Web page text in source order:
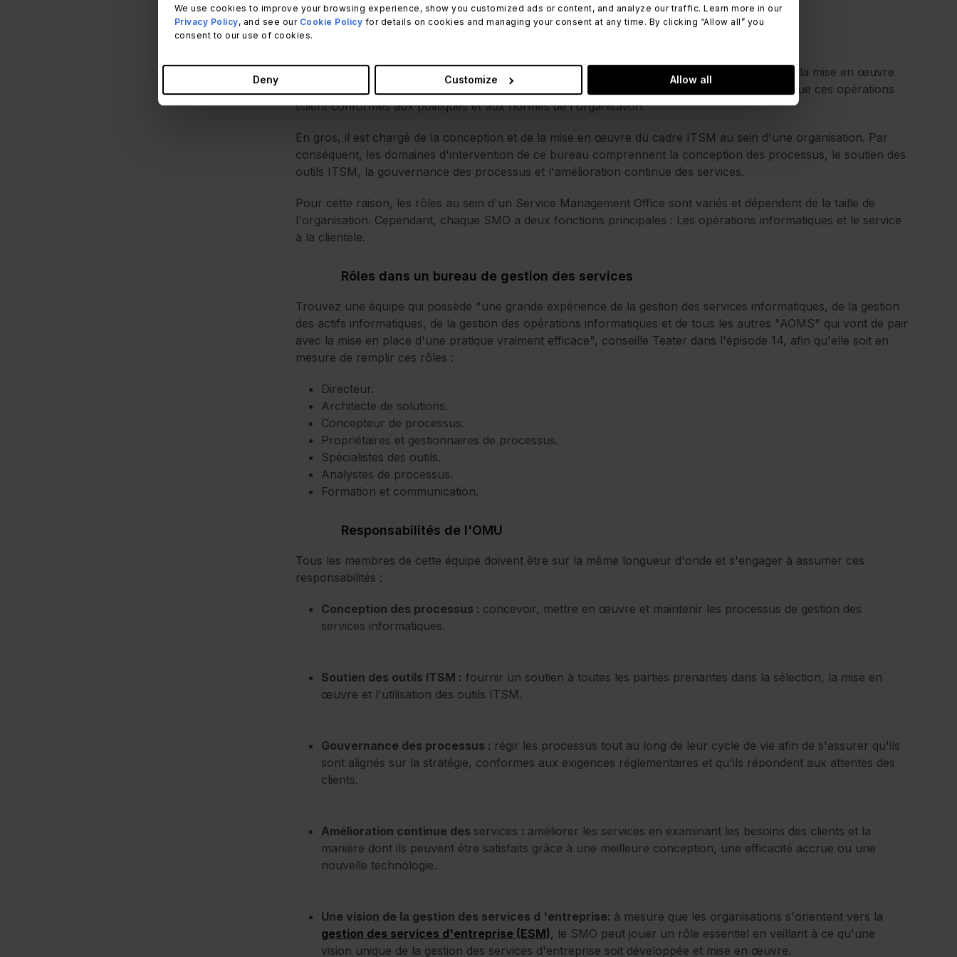
We use cookies to improve your browsing experience, show you customized ads or content, and analyze our traffic. Learn more in our
Privacy Policy, and see our Cookie Policy for details on cookies and managing your consent at any time. By clicking “Allow all” you
consent to our use of cookies.
Deny Customize Allow all
Le bureau de gestion des services d'une organisation est responsable de la conception et de la mise en œuvre
des processus qui garantissent la fourniture de services aux clients. Il veille également à ce que ces opérations
soient conformes aux politiques et aux normes de l'organisation.
En gros, il est chargé de la conception et de la mise en œuvre du cadre ITSM au sein d'une organisation. Par
conséquent, les domaines d'intervention de ce bureau comprennent la conception des processus, le soutien des
outils ITSM, la gouvernance des processus et l'amélioration continue des services.
Pour cette raison, les rôles au sein d'un Service Management Office sont variés et dépendent de la taille de
l'organisation. Cependant, chaque SMO a deux fonctions principales : Les opérations informatiques et le service
à la clientèle.
Rôles dans un bureau de gestion des services
Trouvez une équipe qui possède "une grande expérience de la gestion des services informatiques, de la gestion
des actifs informatiques, de la gestion des opérations informatiques et de tous les autres "AOMS" qui vont de pair
avec la mise en place d'une pratique vraiment efficace", conseille Teater dans l'épisode 14, afin qu'elle soit en
mesure de remplir ces rôles :
Directeur.
Architecte de solutions.
Concepteur de processus.
Propriétaires et gestionnaires de processus.
Spécialistes des outils.
Analystes de processus.
Formation et communication.
Responsabilités de l'OMU
Tous les membres de cette équipe doivent être sur la même longueur d'onde et s'engager à assumer ces
responsabilités :
Conception des processus : concevoir, mettre en œuvre et maintenir les processus de gestion des
services informatiques.
Soutien des outils ITSM : fournir un soutien à toutes les parties prenantes dans la sélection, la mise en
œuvre et l'utilisation des outils ITSM.
Gouvernance des processus : régir les processus tout au long de leur cycle de vie afin de s'assurer qu'ils
sont alignés sur la stratégie, conformes aux exigences réglementaires et qu'ils répondent aux attentes des
clients.
Amélioration continue des services : améliorer les services en examinant les besoins des clients et la
manière dont ils peuvent être satisfaits grâce à une meilleure conception, une efficacité accrue ou une
nouvelle technologie.
Une vision de la gestion des services d 'entreprise: à mesure que les organisations s'orientent vers la
gestion des services d'entreprise (ESM) , le SMO peut jouer un rôle essentiel en veillant à ce qu'une
vision unique de la gestion des services d'entreprise soit développée et mise en œuvre.